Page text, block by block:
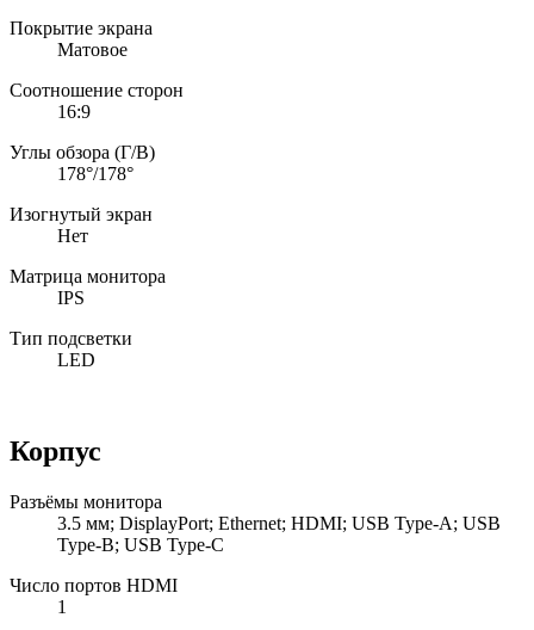
Покрытие экрана
Матовое
Соотношение сторон
16:9
Углы обзора (Г/В)
178°/178°
Изогнутый экран
Нет
Матрица монитора
IPS
Тип подсветки
LED
Корпус
Разъёмы монитора
3.5 мм; DisplayPort; Ethernet; HDMI; USB Type-A; USB
Type-B; USB Type-C
Число портов HDMI
1